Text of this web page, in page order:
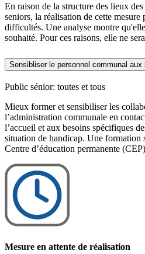
En raison de la structure des lieux
seniors, la réalisation de cette mesure
difficultés. Une analyse montre
souhaité. Pour ces raisons, elle ne
Sensibliser le personnel communal
Public sénior: toutes et tous
Mieux former et sensibiliser les
l’administration communale en
l’accueil et aux besoins spécifiques
situation de handicap. Une formation
Centre d’éducation permanente
Mesure en attente de réalisation